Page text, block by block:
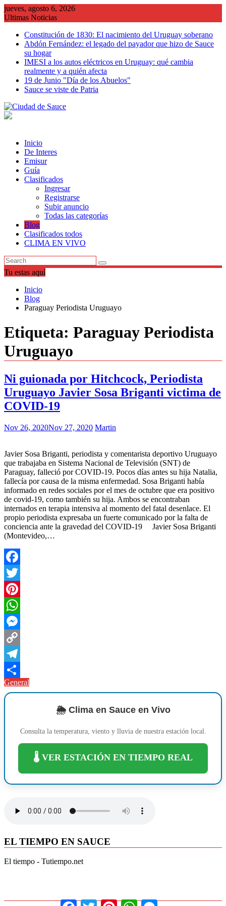
Saltar
al
jueves, agosto 6, 2026
Ultimas Noticias
Constitución de 1830: El nacimiento del Uruguay soberano
Abdón Fernández: el legado del payador que hizo de Sauce
su hogar
IMESI a los autos eléctricos en Uruguay: qué cambia
realmente y a quién afecta
19 de Junio "Día de los Abuelos"
Sauce se viste de Patria
Inicio
De Interes
Emisur
Guía
Clasificados
Ingresar
Registrarse
Subir anuncio
Todas las categorías
Blog
Clasificados todos
CLIMA EN VIVO
Tu estas aquí
Inicio
Blog
Paraguay Periodista Uruguayo
Etiqueta: Paraguay Periodista
Uruguayo
Ni guionada por Hitchcock, Periodista
Uruguayo Javier Sosa Briganti victima de
COVID-19
Nov 26, 2020Nov 27, 2020 Martin
Javier Sosa Briganti, periodista y comentarista deportivo Uruguayo
que trabajaba en Sistema Nacional de Televisión (SNT) de
Paraguay, falleció por COVID-19. Pocos días antes su hija Natalia,
fallecía por causa de la misma enfermedad. Sosa Briganti había
informado en redes sociales por el mes de octubre que era positivo
de covid-19, como también su hija. Ambos se encontraban
internados en terapia intensiva al momento del fatal desenlace. El
propio periodista expresaba un fuerte comunicado por la falta de
conciencia ante la gravedad del COVID-19 Javier Sosa Briganti
(Montevideo,…
Facebook
Twitter
Pinterest
WhatsApp
Messenger
Copy
Link
Telegram
Compartir
General
🌦️ Clima en Sauce en Vivo
Consulta la temperatura, viento y lluvia de nuestra estación local.
🌡️ VER ESTACIÓN EN TIEMPO REAL
EL TIEMPO EN SAUCE
El tiempo - Tutiempo.net
FacebookTwitterPinterestWhatsAppMessenger